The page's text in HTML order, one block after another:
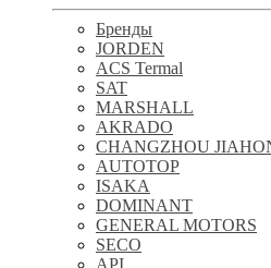
Бренды
JORDEN
ACS Termal
SAT
MARSHALL
AKRADO
CHANGZHOU
AUTOTOP
ISAKA
DOMINANT
GENERAL MOTORS
SECO
API